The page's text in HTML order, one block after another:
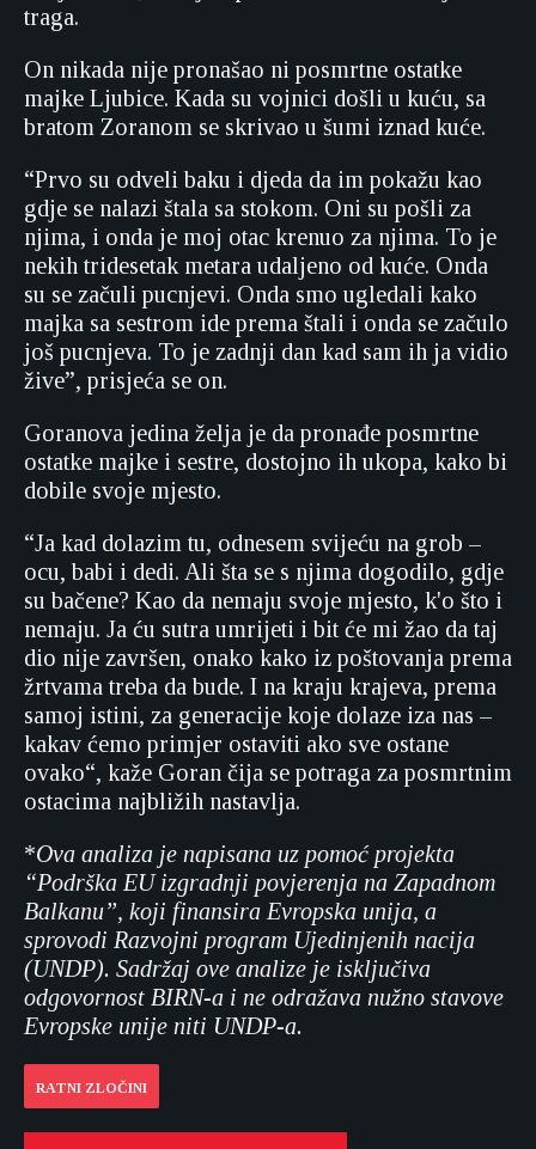
traga.
On nikada nije pronašao ni posmrtne ostatke
majke Ljubice. Kada su vojnici došli u kuću, sa
bratom Zoranom se skrivao u šumi iznad kuće.
“Prvo su odveli baku i djeda da im pokažu kao
gdje se nalazi štala sa stokom. Oni su pošli za
njima, i onda je moj otac krenuo za njima. To je
nekih tridesetak metara udaljeno od kuće. Onda
su se začuli pucnjevi. Onda smo ugledali kako
majka sa sestrom ide prema štali i onda se začulo
još pucnjeva. To je zadnji dan kad sam ih ja vidio
žive”, prisjeća se on.
Goranova jedina želja je da pronađe posmrtne
ostatke majke i sestre, dostojno ih ukopa, kako bi
dobile svoje mjesto.
“Ja kad dolazim tu, odnesem svijeću na grob –
ocu, babi i dedi. Ali šta se s njima dogodilo, gdje
su bačene? Kao da nemaju svoje mjesto, k'o što i
nemaju. Ja ću sutra umrijeti i bit će mi žao da taj
dio nije završen, onako kako iz poštovanja prema
žrtvama treba da bude. I na kraju krajeva, prema
samoj istini, za generacije koje dolaze iza nas –
kakav ćemo primjer ostaviti ako sve ostane
ovako“, kaže Goran čija se potraga za posmrtnim
ostacima najbližih nastavlja.
*Ova analiza je napisana uz pomoć projekta
“Podrška EU izgradnji povjerenja na Zapadnom
Balkanu”, koji finansira Evropska unija, a
sprovodi Razvojni program Ujedinjenih nacija
(UNDP). Sadržaj ove analize je isključiva
odgovornost BIRN-a i ne odražava nužno stavove
Evropske unije niti UNDP-a.
RATNI ZLOČINI